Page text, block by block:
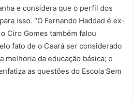
e considera que o perfil dos
isso. “O Fernando Haddad é ex-
Ciro Gomes também falou
fato de o Ceará ser considerado
melhoria da educação básica; o
as questões do Escola Sem